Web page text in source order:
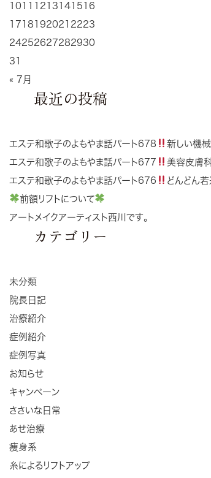
10
12 13 14 15 16
17 18 192021 2223
24252627282930
31
« 7月
最近の投稿
エステ和歌子のよもやま話パート678
新しい機
エステ和歌子のよもやま話パート677
美容皮膚
エステ和歌子のよもやま話パート676
どんどん
前額リフトについて
アートメイクアーティスト西川です。
カテゴリー
未分類
院長日記
治療紹介
症例紹介
症例写真
お知らせ
キャンペーン
ささいな日常
あせ治療
痩身系
糸によるリフトアップ